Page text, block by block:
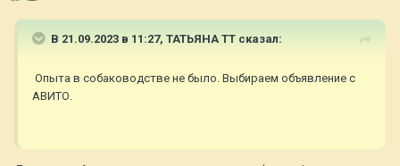
В 21.09.2023 в 11:27, ТАТЬЯНА ТТ сказал:
Опыта в собаководстве не было. Выбираем объявление с
АВИТО.